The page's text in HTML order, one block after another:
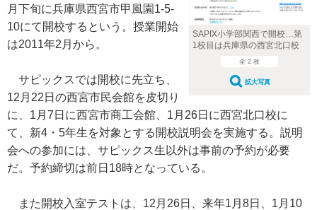
SAPIX小学部関西で開校…第
1校目は兵庫県の西宮北口校
全 2 枚
拡大写真
月下旬に兵庫県西宮市甲風園1-5-
10にて開校するという。授業開始
は2011年2月から。
サピックスでは開校に先立ち、
12月22日の西宮市民会館を皮切り
に、1月7日に西宮市商工会館、1月26日に西宮北口校に
て、新4・5年生を対象とする開校説明会を実施する。説明
会への参加には、サピックス生以外は事前の予約が必要
だ。予約締切は前日18時となっている。
また開校入室テストは、12月26日、来年1月8日、1月10